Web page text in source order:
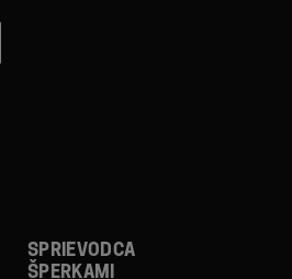
Sprievodca
šperkami